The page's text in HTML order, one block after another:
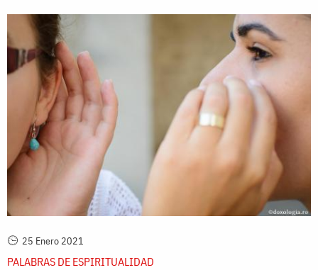
25 Enero 2021
PALABRAS DE ESPIRITUALIDAD